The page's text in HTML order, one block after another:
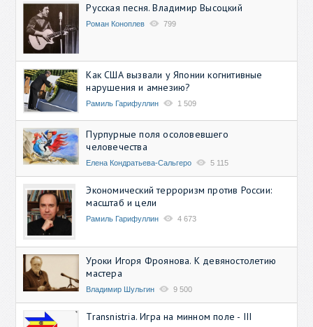
Русская песня. Владимир Высоцкий
Роман Коноплев 799
Как США вызвали у Японии когнитивные
нарушения и амнезию?
Рамиль Гарифуллин 1 509
Пурпурные поля осоловевшего
человечества
Елена Кондратьева-Сальгеро 5 115
Экономический терроризм против России:
масштаб и цели
Рамиль Гарифуллин 4 673
Уроки Игоря Фроянова. К девяностолетию
мастера
Владимир Шульгин 9 500
Transnistria. Игра на минном поле - III